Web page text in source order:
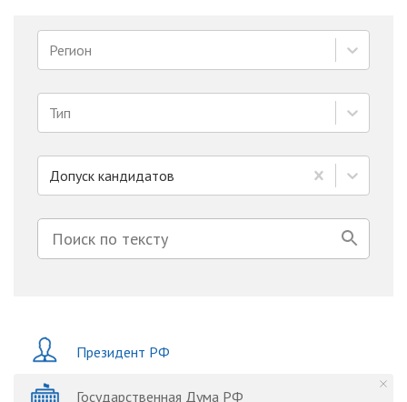
Регион
Тип
Допуск кандидатов
Президент РФ
Государственная Дума РФ